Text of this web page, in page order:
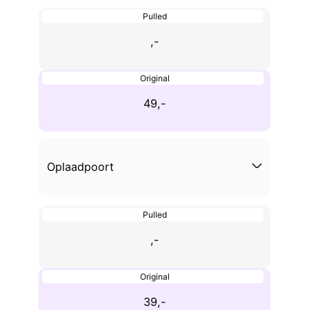
Pulled
,-
Original
49,-
Oplaadpoort
Pulled
,-
Original
39,-